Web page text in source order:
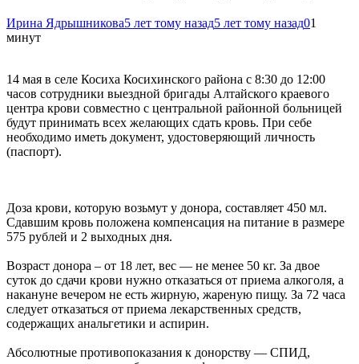
Ирина Ядрышникова5 лет тому назад5 лет тому назад01
минут
14 мая в селе Косиха Косихинского района с 8:30 до 12:00
часов сотрудники выездной бригады Алтайского краевого
центра крови совместно с центральной районной больницей
будут принимать всех желающих сдать кровь. При себе
необходимо иметь документ, удостоверяющий личность
(паспорт).
Доза крови, которую возьмут у донора, составляет 450 мл.
Сдавшим кровь положена компенсация на питание в размере
575 рублей и 2 выходных дня.
Возраст донора – от 18 лет, вес — не менее 50 кг. За двое
суток до сдачи крови нужно отказаться от приема алкоголя, а
накануне вечером не есть жирную, жареную пищу. За 72 часа
следует отказаться от приема лекарственных средств,
содержащих анальгетики и аспирин.
Абсолютные противопоказания к донорству — СПИД,